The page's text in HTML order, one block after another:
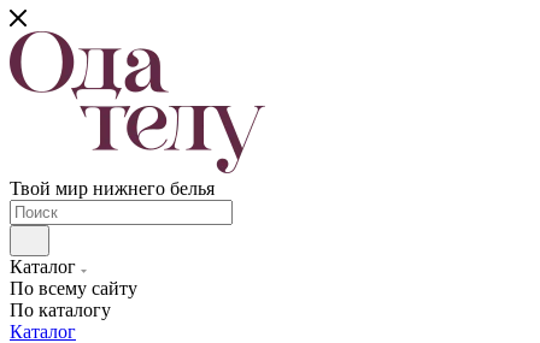
Твой мир нижнего белья
Каталог
По всему сайту
По каталогу
Каталог